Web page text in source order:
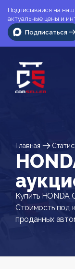
Подписывайся на наш
актуальные цены и
Подписаться
Главная
Купить HONDA
Стоимость под
проданных